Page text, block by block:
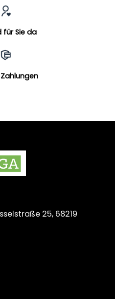
für Sie da
25, 68219